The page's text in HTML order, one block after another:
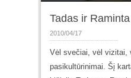
Tadas ir
2010/04/17
Vėl svečiai, vėl vizitai,
pasikultūrinimai. Šį